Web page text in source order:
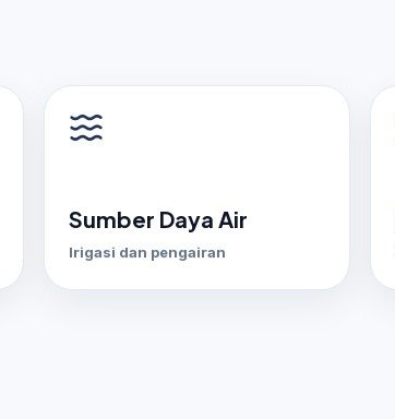
Sumber Daya Air
Irigasi dan pengairan